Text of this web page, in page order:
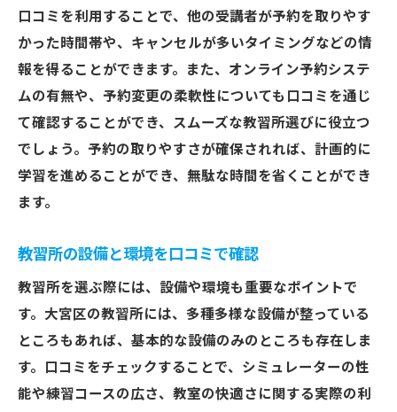
実際の生徒の声から見える教習所の姿
口コミで知る地域に根ざした教習所の実力
教習所の履行実績を口コミで確認
口コミから知る教習所の未来展望
理想の教習所を選ぶために口コミで確認すべき
要素
口コミで見る教習所のカリキュラム内容
口コミが示す教習所の付加価値サービス
教習所のインフラ状況を口コミで知る
口コミから読み解く教習所の長所と短所
教習所選びの成功の鍵は信頼できる口コミ情報
口コミ情報を基にした教習所選びの成功体
口コミを利用することで、他の受講者が予約を取りやす
かった時間帯や、キャンセルが多いタイミングなどの情
報を得ることができます。また、オンライン予約システ
ムの有無や、予約変更の柔軟性についても口コミを通じ
て確認することができ、スムーズな教習所選びに役立つ
でしょう。予約の取りやすさが確保されれば、計画的に
学習を進めることができ、無駄な時間を省くことができ
ます。
教習所の設備と環境を口コミで確認
教習所を選ぶ際には、設備や環境も重要なポイントで
す。大宮区の教習所には、多種多様な設備が整っている
ところもあれば、基本的な設備のみのところも存在しま
す。口コミをチェックすることで、シミュレーターの性
能や練習コースの広さ、教室の快適さに関する実際の利